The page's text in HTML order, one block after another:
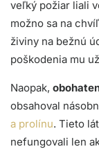
veľký požiar liali
možno sa na
živiny na bežnú
poškodenia mu
Naopak,
obsahoval
a prolínu. Tieto
nefungovali len